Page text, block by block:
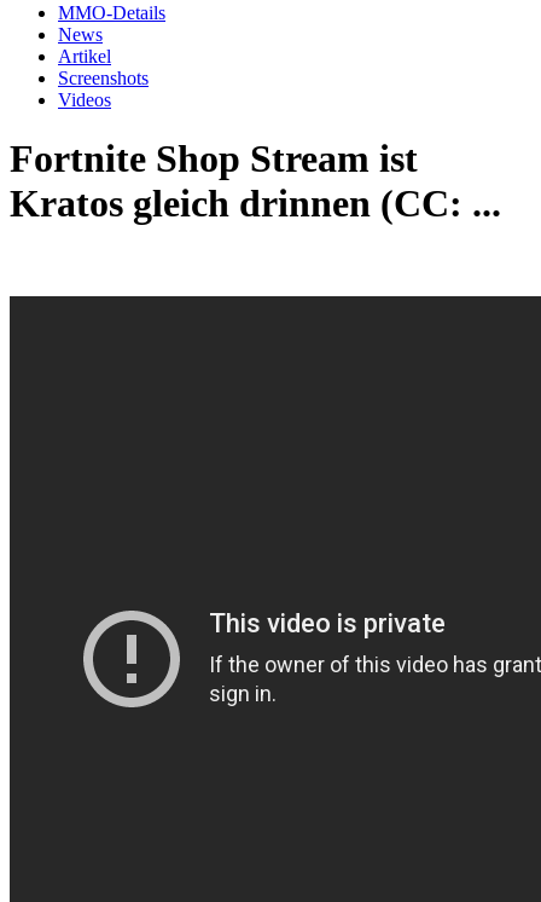
MMO-Details
News
Artikel
Screenshots
Videos
Fortnite Shop Stream ist
Kratos gleich drinnen (CC: ...